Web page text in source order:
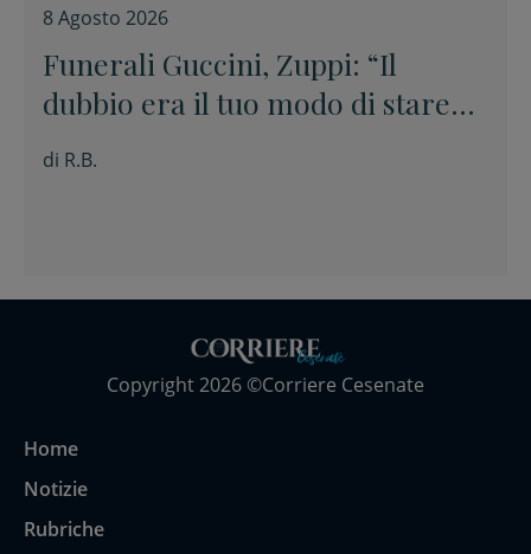
8 Agosto 2026
Funerali Guccini, Zuppi: “Il
dubbio era il tuo modo di stare
davanti alle cose senza barare”
di R.B.
Copyright 2026 ©Corriere Cesenate
Home
Notizie
Rubriche